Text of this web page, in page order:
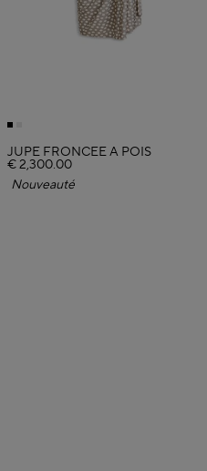
JUPE FRONCÉE À POIS
€ 2,300.00
Nouveauté